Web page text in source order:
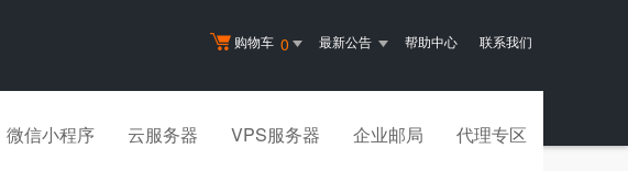
购物车 0 最新公告 帮助中心 联系我们
微信小程序 云服务器 VPS服务器 企业邮局 代理专区